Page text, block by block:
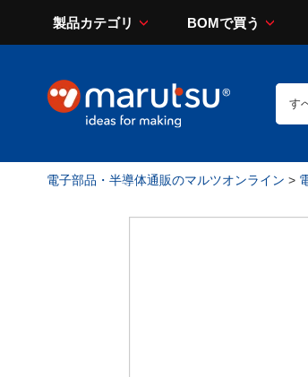
製品カテゴリ BOMで買う
電子部品・半導体通販のマルツオンライン >